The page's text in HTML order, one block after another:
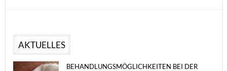
AKTUELLES
BEHANDLUNGSMÖGLICHKEITEN BEI DER